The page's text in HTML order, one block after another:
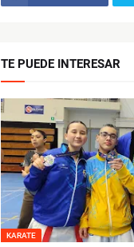
TE PUEDE INTERESAR
KARATE